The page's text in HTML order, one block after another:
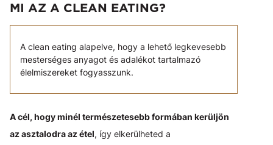
MI AZ A CLEAN EATING?
A clean eating alapelve, hogy a lehető legkevesebb
mesterséges anyagot és adalékot tartalmazó
élelmiszereket fogyasszunk.
A cél, hogy minél természetesebb formában kerüljön
az asztalodra az étel, így elkerülheted a